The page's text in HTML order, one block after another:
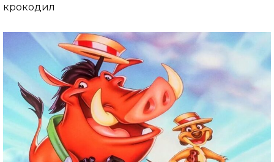
крокодил